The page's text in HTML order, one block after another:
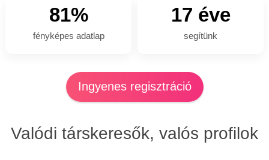
81%
fényképes adatlap
17 éve
segítünk
Ingyenes regisztráció
Valódi társkeresők, valós profilok